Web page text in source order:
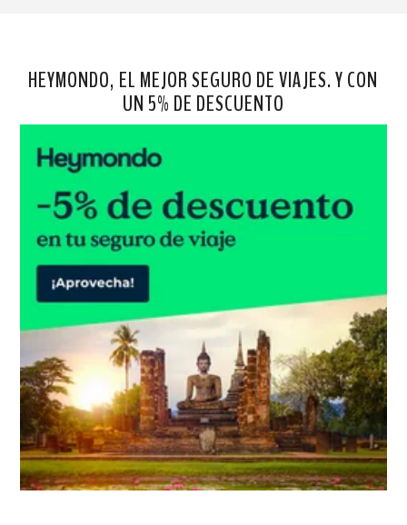
HEYMONDO, EL MEJOR SEGURO DE VIAJES. Y CON
UN 5% DE DESCUENTO